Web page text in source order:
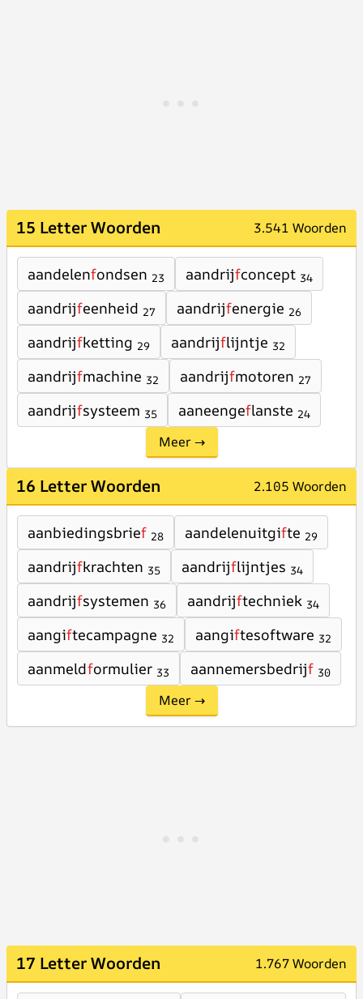
15 Letter Woorden 3.541 Woorden
aandelenfondsen 23 aandrijfconcept 34
aandrijfeenheid 27 aandrijfenergie 26
aandrijfketting 29 aandrijflijntje 32
aandrijfmachine 32 aandrijfmotoren 27
aandrijfsysteem 35 aaneengeflanste 24
Meer →
16 Letter Woorden 2.105 Woorden
aanbiedingsbrief 28 aandelenuitgifte 29
aandrijfkrachten 35 aandrijflijntjes 34
aandrijfsystemen 36 aandrijftechniek 34
aangiftecampagne 32 aangiftesoftware 32
aanmeldformulier 33 aannemersbedrijf 30
Meer →
17 Letter Woorden 1.767 Woorden